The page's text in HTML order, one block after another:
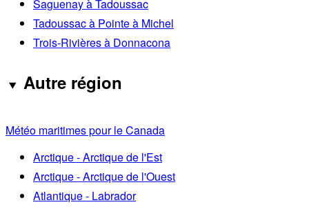
Saguenay à Tadoussac
Tadoussac à Pointe à Michel
Trois-Rivières à Donnacona
Autre région
Météo maritimes pour le Canada
Arctique - Arctique de l'Est
Arctique - Arctique de l'Ouest
Atlantique - Labrador